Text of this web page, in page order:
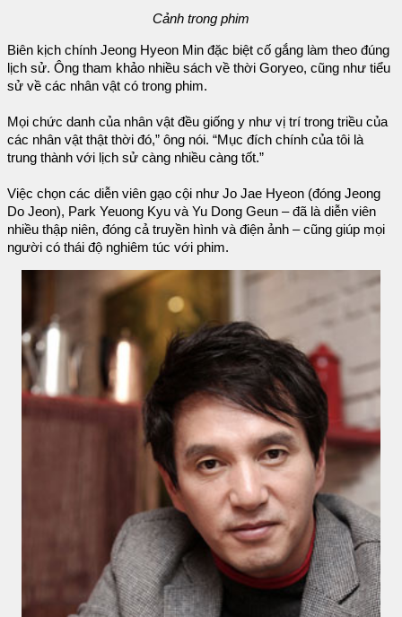
Cảnh trong phim
Biên kịch chính Jeong Hyeon Min đặc biệt cố gắng làm theo đúng
lịch sử. Ông tham khảo nhiều sách về thời Goryeo, cũng như tiểu
sử về các nhân vật có trong phim.
Mọi chức danh của nhân vật đều giống y như vị trí trong triều của
các nhân vật thật thời đó,” ông nói. “Mục đích chính của tôi là
trung thành với lịch sử càng nhiều càng tốt.”
Việc chọn các diễn viên gạo cội như Jo Jae Hyeon (đóng Jeong
Do Jeon), Park Yeuong Kyu và Yu Dong Geun – đã là diễn viên
nhiều thập niên, đóng cả truyền hình và điện ảnh – cũng giúp mọi
người có thái độ nghiêm túc với phim.